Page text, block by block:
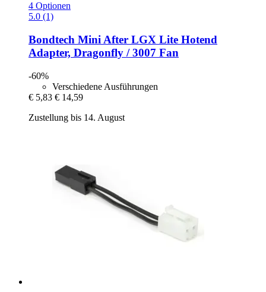
4 Optionen
5.0 (1)
Bondtech Mini After LGX Lite Hotend
Adapter, Dragonfly / 3007 Fan
-60%
Verschiedene Ausführungen
€ 5,83 € 14,59
Zustellung bis 14. August